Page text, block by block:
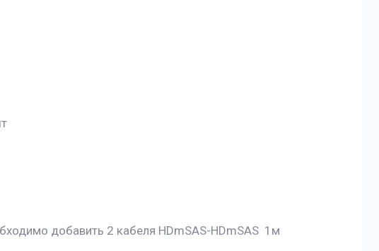
добавить 2 кабеля HDmSAS-HDmSAS 1м